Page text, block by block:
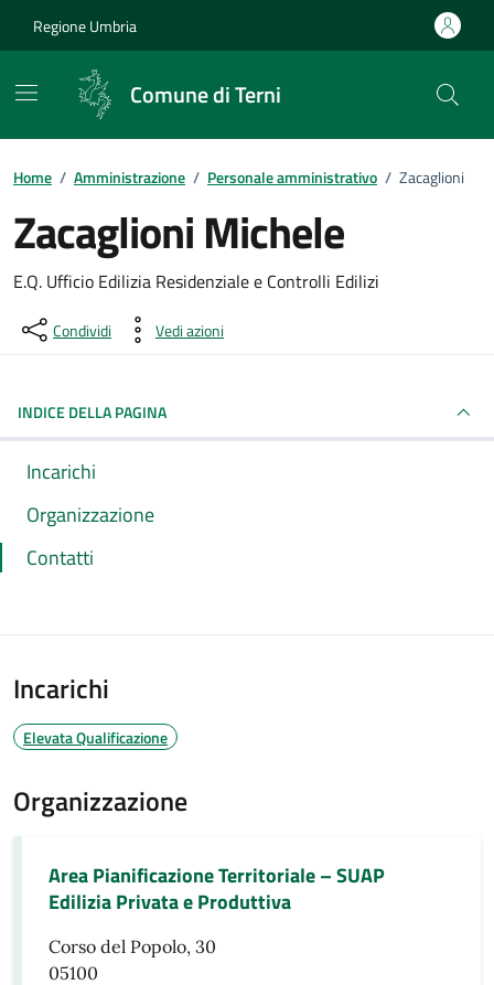
Regione Umbria
Comune di Terni
Home / Amministrazione / Personale amministrativo / Zacaglioni
Zacaglioni Michele
Dettagli della persona pubblica
E.Q. Ufficio Edilizia Residenziale e Controlli Edilizi
Condividi Vedi azioni
INDICE DELLA PAGINA
Incarichi
Organizzazione
Contatti
Incarichi
Elevata Qualificazione
Organizzazione
Area Pianificazione Territoriale – SUAP
Edilizia Privata e Produttiva
Corso del Popolo, 30
05100